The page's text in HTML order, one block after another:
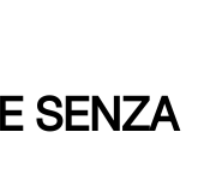
SENZA